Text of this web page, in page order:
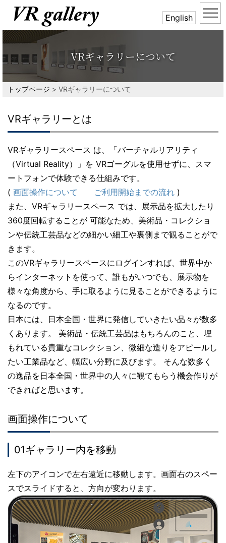
English menu
VRギャラリーについて
トップページ > VRギャラリーについて
VRギャラリーとは
VRギャラリースペース は、「バーチャルリアリティ
（Virtual Reality）」を VRゴーグルを使用せずに、スマ
ートフォンで体験できる仕組みです。
( 画面操作について ご利用開始までの流れ )
また、VRギャラリースペース では、展示品を拡大したり
360度回転することが 可能なため、美術品・コレクショ
ンや伝統工芸品などの細かい細工や裏側まで観ることがで
きます。
このVRギャラリースペースにログインすれば、世界中か
らインターネットを使って、誰もがいつでも、展示物を
様々な角度から、手に取るように見ることができるように
なるのです。
日本には、日本全国・世界に発信していきたい品々が数多
くあります。 美術品・伝統工芸品はもちろんのこと、埋
もれている貴重なコレクション、微細な造りをアピールし
たい工業品など、幅広い分野に及びます。 そんな数多く
の逸品を日本全国・世界中の人々に観てもらう機会作りが
できればと思います。
画面操作について
01ギャラリー内を移動
左下のアイコンで左右遠近に移動します。画面右のスペー
スでスライドすると、方向が変わります。